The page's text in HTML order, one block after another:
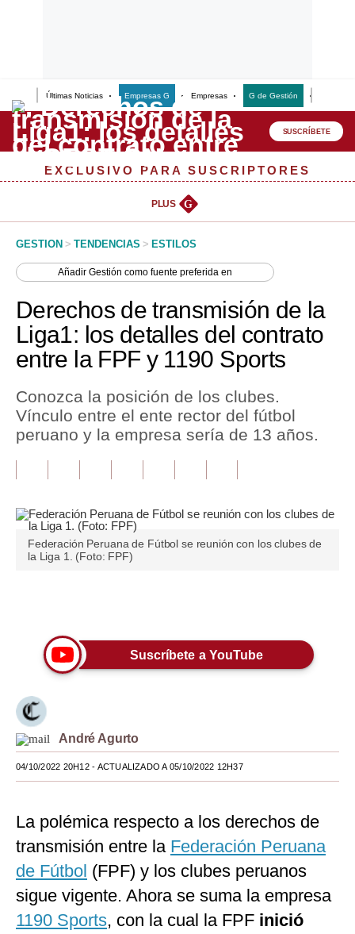
Últimas Noticias Empresas G Empresas G de Gestión
Lo último
Peru Quiosco
Management & Empleo
Perú
Política
Finanzas Personales
Plus G
Opinión
Editorial
Tendencias
Lujo
Viajes
Moda
Estilos
EEUU
España
Internacional
SUSCRÍBETE
EXCLUSIVO PARA SUSCRIPTORES
PLUS G
GESTION > TENDENCIAS > ESTILOS
AñadirGestión como fuente preferida en
Derechos de transmisión de la
Liga1: los detalles del contrato
entre la FPF y 1190 Sports
Conozca la posición de los clubes.
Vínculo entre el ente rector del fútbol
peruano y la empresa sería de 13 años.
Federación Peruana de Fútbol se reunión con los clubes de
la Liga 1. (Foto: FPF)
Suscríbete a YouTube
André Agurto
04/10/2022 20H12- ACTUALIZADO A 05/10/2022 12H37
La polémica respecto a los derechos de
transmisión entre la Federación Peruana
de Fútbol (FPF) y los clubes peruanos
sigue vigente. Ahora se suma la empresa
1190 Sports, con la cual la FPF inició